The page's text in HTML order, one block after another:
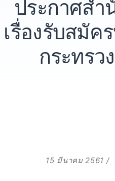
ประกาศสำ
เรื่องรับสมัค
กระทร
15 มีนาคม 2561